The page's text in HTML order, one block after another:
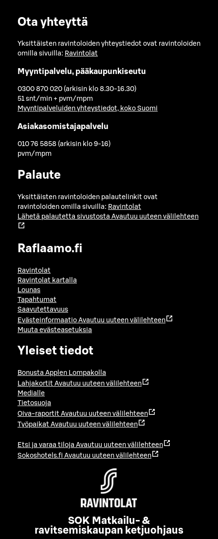
Ota yhteyttä
Yksittäisten ravintoloiden yhteystiedot ovat ravintoloiden
omilla sivuilla: Ravintolat
Myyntipalvelu, pääkaupunkiseutu
0300 870 020 (arkisin klo 8.30-16.30)
51 snt/min + pvm/mpm
Myyntipalveluiden yhteystiedot, koko Suomi
Asiakasomistajapalvelu
010 76 5858 (arkisin klo 9-16)
pvm/mpm
Palaute
Yksittäisten ravintoloiden palautelinkit ovat
ravintoloiden omilla sivuilla: Ravintolat
Lähetä palautetta sivustosta Avautuu uuteen välilehteen
Raflaamo.fi
Ravintolat
Ravintolat kartalla
Lounas
Tapahtumat
Saavutettavuus
Evästeinformaatio Avautuu uuteen välilehteen
Muuta evästeasetuksia
Yleiset tiedot
Bonusta Applen Lompakolla
Lahjakortit Avautuu uuteen välilehteen
Medialle
Tietosuoja
Oiva-raportit Avautuu uuteen välilehteen
Työpaikat Avautuu uuteen välilehteen
Etsi ja varaa tiloja Avautuu uuteen välilehteen
Sokoshotels.fi Avautuu uuteen välilehteen
SOK Matkailu- &
ravitsemiskaupan ketjuohjaus